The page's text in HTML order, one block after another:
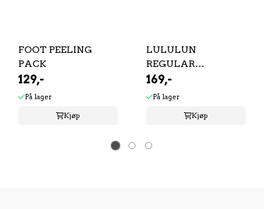
FOOT PEELING
PACK
129,-
På lager
Kjøp
LULULUN
REGULAR
BALANCE SHEET ...
169,-
På lager
Kjøp